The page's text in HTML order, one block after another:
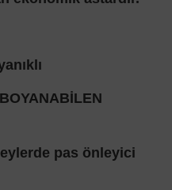
pas önleyici